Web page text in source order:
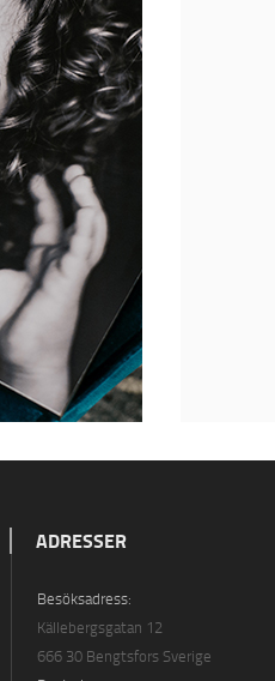
ADRESSER
Besöksadress:
Källebergsgatan 12
666 30 Bengtsfors Sverige